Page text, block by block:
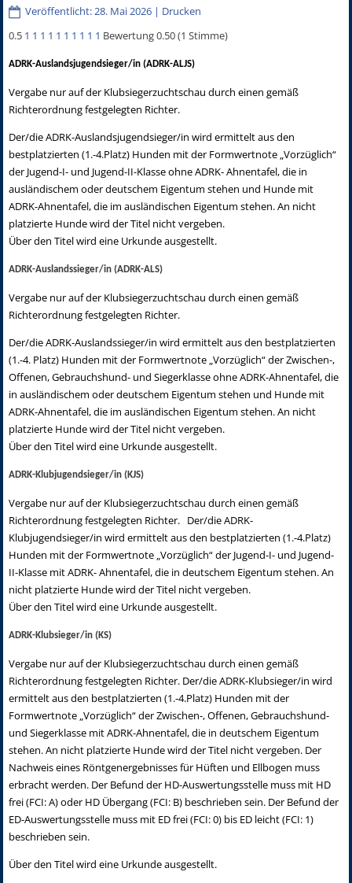
Veröffentlicht: 28. Mai 2026 | Drucken
0.5 1 1 1 1 1 1 1 1 1 1 Bewertung 0.50 (1 Stimme)
ADRK-Auslandsjugendsieger/in (ADRK-ALJS)
Vergabe nur auf der Klubsiegerzuchtschau durch einen gemäß
Richterordnung festgelegten Richter.
Der/die ADRK-Auslandsjugendsieger/in wird ermittelt aus den
bestplatzierten (1.-4.Platz) Hunden mit der Formwertnote „Vorzüglich“
der Jugend-I- und Jugend-II-Klasse ohne ADRK- Ahnentafel, die in
ausländischem oder deutschem Eigentum stehen und Hunde mit
ADRK-Ahnentafel, die im ausländischen Eigentum stehen. An nicht
platzierte Hunde wird der Titel nicht vergeben.
Über den Titel wird eine Urkunde ausgestellt.
ADRK-Auslandssieger/in (ADRK-ALS)
Vergabe nur auf der Klubsiegerzuchtschau durch einen gemäß
Richterordnung festgelegten Richter.
Der/die ADRK-Auslandssieger/in wird ermittelt aus den bestplatzierten
(1.-4. Platz) Hunden mit der Formwertnote „Vorzüglich“ der Zwischen-,
Offenen, Gebrauchshund- und Siegerklasse ohne ADRK-Ahnentafel, die
in ausländischem oder deutschem Eigentum stehen und Hunde mit
ADRK-Ahnentafel, die im ausländischen Eigentum stehen. An nicht
platzierte Hunde wird der Titel nicht vergeben.
Über den Titel wird eine Urkunde ausgestellt.
ADRK-Klubjugendsieger/in (KJS)
Vergabe nur auf der Klubsiegerzuchtschau durch einen gemäß
Richterordnung festgelegten Richter. Der/die ADRK-
Klubjugendsieger/in wird ermittelt aus den bestplatzierten (1.-4.Platz)
Hunden mit der Formwertnote „Vorzüglich“ der Jugend-I- und Jugend-
II-Klasse mit ADRK- Ahnentafel, die in deutschem Eigentum stehen. An
nicht platzierte Hunde wird der Titel nicht vergeben.
Über den Titel wird eine Urkunde ausgestellt.
ADRK-Klubsieger/in (KS)
Vergabe nur auf der Klubsiegerzuchtschau durch einen gemäß
Richterordnung festgelegten Richter. Der/die ADRK-Klubsieger/in wird
ermittelt aus den bestplatzierten (1.-4.Platz) Hunden mit der
Formwertnote „Vorzüglich“ der Zwischen-, Offenen, Gebrauchshund-
und Siegerklasse mit ADRK-Ahnentafel, die in deutschem Eigentum
stehen. An nicht platzierte Hunde wird der Titel nicht vergeben. Der
Nachweis eines Röntgenergebnisses für Hüften und Ellbogen muss
erbracht werden. Der Befund der HD-Auswertungsstelle muss mit HD
frei (FCI: A) oder HD Übergang (FCI: B) beschrieben sein. Der Befund der
ED-Auswertungsstelle muss mit ED frei (FCI: 0) bis ED leicht (FCI: 1)
beschrieben sein.
Über den Titel wird eine Urkunde ausgestellt.